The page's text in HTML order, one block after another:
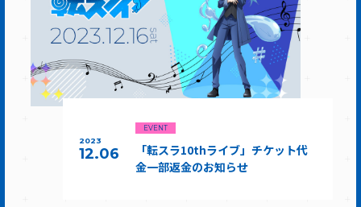
2023
12.06
EVENT
「転スラ10thライブ」チケット代
金一部返金のお知らせ